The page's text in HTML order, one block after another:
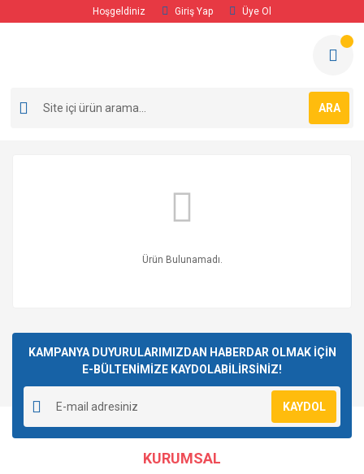
Hoşgeldiniz Giriş Yap Üye Ol
ARA
Ürün Bulunamadı.
KAMPANYA DUYURULARIMIZDAN HABERDAR OLMAK İÇİN
E-BÜLTENİMİZE KAYDOLABİLİRSİNİZ!
KAYDOL
KURUMSAL